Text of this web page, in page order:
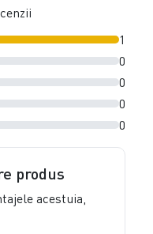
1
0
0
0
0
produs
acestuia,